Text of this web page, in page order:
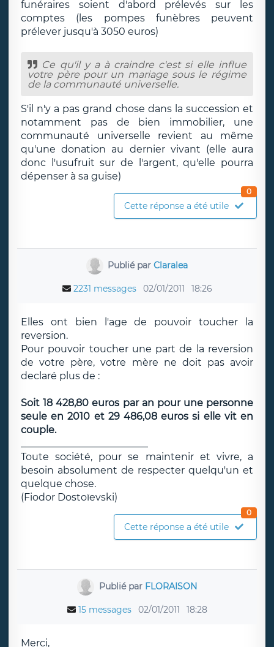
funéraires soient d'abord prélevés sur les
comptes (les pompes funèbres peuvent
prélever jusqu'à 3050 euros)
Ce qu'il y a à craindre c'est si elle influe
votre père pour un mariage sous le régime
de la communauté universelle.
S'il n'y a pas grand chose dans la succession et
notamment pas de bien immobilier, une
communauté universelle revient au même
qu'une donation au dernier vivant (elle aura
donc l'usufruit sur de l'argent, qu'elle pourra
dépenser à sa guise)
Cette réponse a été utile
0
Publié parClaralea
2231 messages 02/01/2011 18:26
Elles ont bien l'age de pouvoir toucher la
reversion.
Pour pouvoir toucher une part de la reversion
de votre père, votre mère ne doit pas avoir
declaré plus de :
Soit 18 428,80 euros par an pour une personne
seule en 2010 et 29 486,08 euros si elle vit en
couple.
Toute société, pour se maintenir et vivre, a
besoin absolument de respecter quelqu'un et
quelque chose.
(Fiodor Dostoïevski)
Cette réponse a été utile
0
Publié par FLORAISON
15 messages 02/01/2011 18:28
Merci,